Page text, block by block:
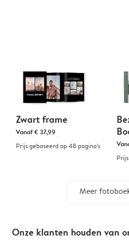
Zwart frame
Vanaf€ 37,99
Prijs gebaseerd op 48 pagina's
Meer
Onze klanten houden van